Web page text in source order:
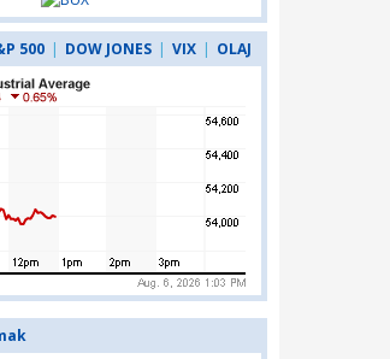
500 | DOW JONES | VIX | OLAJ